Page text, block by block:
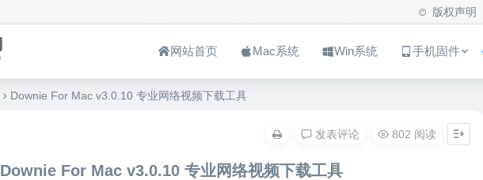
版权声明
网站首页 Mac系统 Win系统 手机固件
Downie For Mac v3.0.10 专业网络视频下载工具
Downie For Mac v3.0.10 专业网络视频下载工具
发表评论 802 阅读